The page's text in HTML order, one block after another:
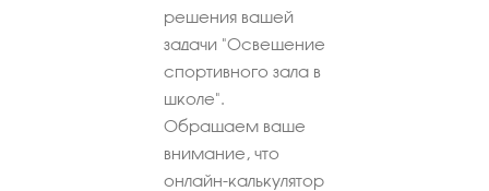
решения вашей
задачи "Освещение
спортивного зала в
школе".
Обращаем ваше
внимание, что
онлайн-калькулятор